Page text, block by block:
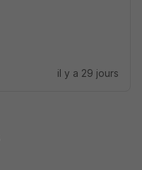
il y a 29 jours